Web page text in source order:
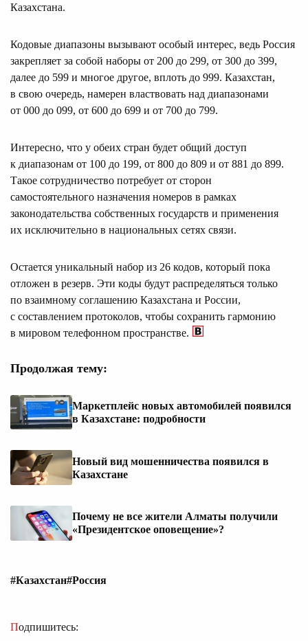
Казахстана.
Кодовые диапазоны вызывают особый интерес, ведь Россия
закрепляет за собой наборы от 200 до 299, от 300 до 399,
далее до 599 и многое другое, вплоть до 999. Казахстан,
в свою очередь, намерен властвовать над диапазонами
от 000 до 099, от 600 до 699 и от 700 до 799.
Интересно, что у обеих стран будет общий доступ
к диапазонам от 100 до 199, от 800 до 809 и от 881 до 899.
Такое сотрудничество потребует от сторон
самостоятельного назначения номеров в рамках
законодательства собственных государств и применения
их исключительно в национальных сетях связи.
Остается уникальный набор из 26 кодов, который пока
отложен в резерв. Эти коды будут распределяться только
по взаимному соглашению Казахстана и России,
с составлением протоколов, чтобы сохранить гармонию
в мировом телефонном пространстве.
Продолжая тему:
Маркетплейс новых автомобилей появился
в Казахстане: подробности
Новый вид мошенничества появился в
Казахстане
Почему не все жители Алматы получили
«Президентское оповещение»?
#Казахстан#Россия
Подпишитесь: